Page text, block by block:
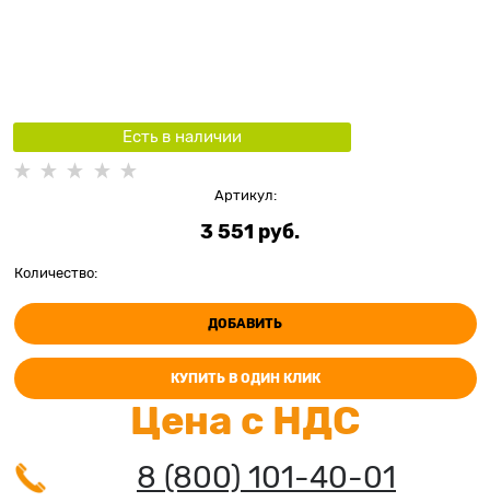
Есть в наличии
Артикул:
3 551 руб.
Количество:
ДОБАВИТЬ
КУПИТЬ В ОДИН КЛИК
Цена с НДС
8 (800) 101-40-01